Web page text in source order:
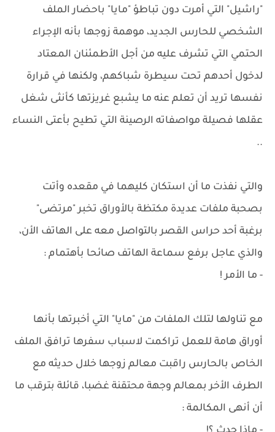
"راشيل" التي أمرت دون تباطؤ "مايا" باحضار الملف
الشخصي للحارس الجديد، موهمة زوجها بأنه الإجراء
الحتمي التي تشرف عليه من أجل الأطمئنان المعتاد
لدخول أحدهم تحت سيطرة شباكهم، ولكنها في قرارة
نفسها تريد أن تعلم عنه ما يشبع غريزتها كأنثى شغل
عقلها فصيلة مواصفاته الرصينة التي تطيح بأعتى النساء
..
والتي نفذت ما أن استكان كليهما في مقعده وأتت
بصحبة ملفات عديدة مكتظة بالأوراق تخبر "مرتضى"
برغبة أحد حراس القصر بالتواصل معه على الهاتف الأن،
والذي عاجل برفع سماعة الهاتف صائحا بأهتمام :
- ما الأمر !
مع تناولها لتلك الملفات من "مايا" التي أخبرتها بأنها
أوراق هامة للعمل تراكمت لاسباب سفرها ترافق الملف
الخاص بالحارس راقبت معالم زوجها خلال حديثه مع
الطرف الأخر بمعالم وجهة محتقنة غضبا، قائلة بترقب ما
أن أنهى المكالمة :